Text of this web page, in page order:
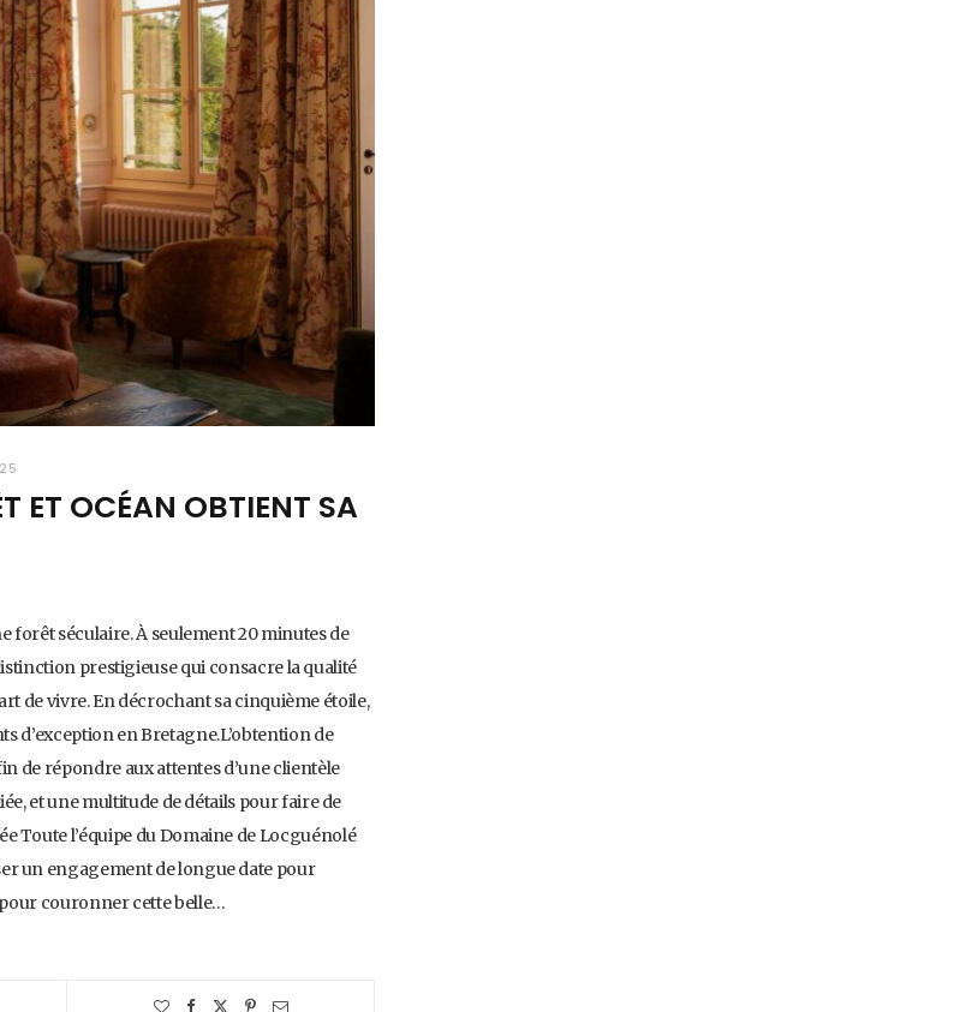
ET OCÉAN OBTIENT SA
forêt séculaire. À seulement 20 minutes de
prestigieuse qui consacre la qualité
de vivre. En décrochant sa cinquième étoile,
d’exception en Bretagne.L’obtention de
de répondre aux attentes d’une clientèle
et une multitude de détails pour faire de
Toute l’équipe du Domaine de Locguénolé
un engagement de longue date pour
pour couronner cette belle…